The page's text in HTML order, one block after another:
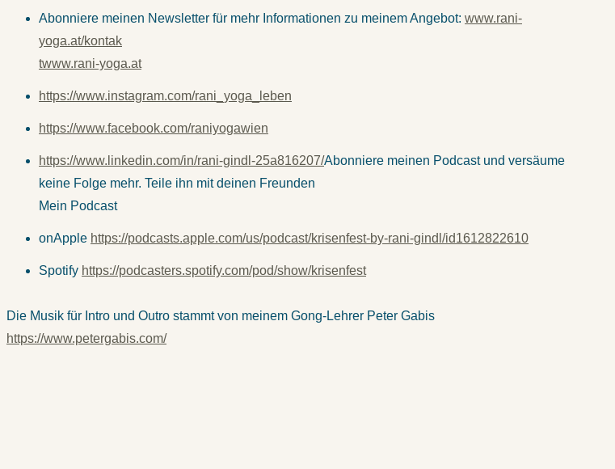
Abonniere meinen Newsletter für mehr Informationen zu meinem Angebot: www.rani-
yoga.at/kontak
twww.rani-yoga.at
https://www.instagram.com/rani_yoga_leben
https://www.facebook.com/raniyogawien
https://www.linkedin.com/in/rani-gindl-25a816207/Abonniere meinen Podcast und versäume
keine Folge mehr. Teile ihn mit deinen Freunden
Mein Podcast
onApple https://podcasts.apple.com/us/podcast/krisenfest-by-rani-gindl/id1612822610
Spotify https://podcasters.spotify.com/pod/show/krisenfest
Die Musik für Intro und Outro stammt von meinem Gong-Lehrer Peter Gabis
https://www.petergabis.com/